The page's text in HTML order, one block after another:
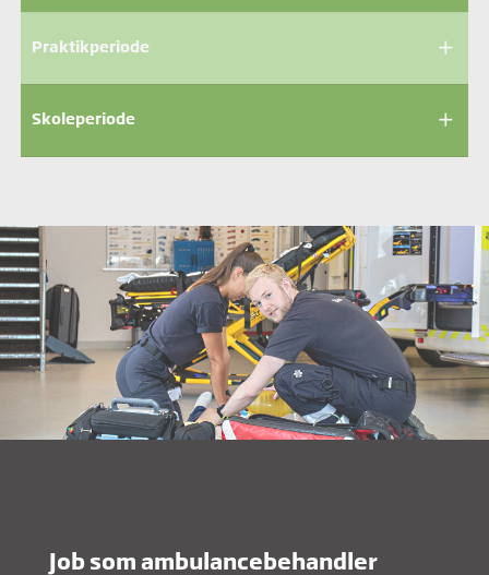
add
Praktikperiode
add
Skoleperiode
Job som ambulancebehandler